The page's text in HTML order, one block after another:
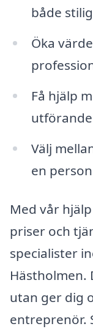
både
Öka
Få hjälp
Välj
en
Med vår
priser och
specialister
Hästholmen.
utan ger dig
entreprenör.